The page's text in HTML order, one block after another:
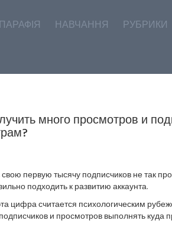
ПАРАФІЯ НАВЧАННЯ РУБРИКИ
много просмотров и
первую тысячу подписчиков не так
подходить к развитию аккаунта.
цифра считается психологическим
и просмотров выполнять куда